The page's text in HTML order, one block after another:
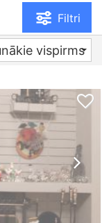
Filtri
vispirms